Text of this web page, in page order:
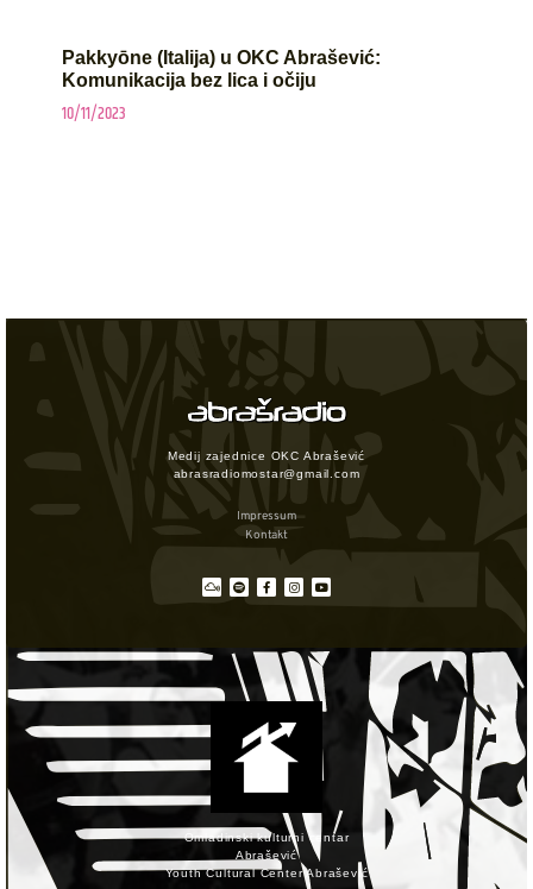
Pakkyōne (Italija) u OKC Abrašević:
Komunikacija bez lica i očiju
10/11/2023
Medij zajednice OKC Abrašević
abrasradiomostar@gmail.com
Impressum
Kontakt
Omladinski kulturni centar
Abrašević
Youth Cultural Center Abrašević